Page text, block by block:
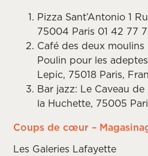
Pizza Sant’Antonio 1
75004 Paris 01 42 77
Café des deux
Poulin pour les
Lepic, 75018 Paris,
Bar jazz: Le Caveau
la Huchette, 75005
Coups de cœur –
Les Galeries Lafayette